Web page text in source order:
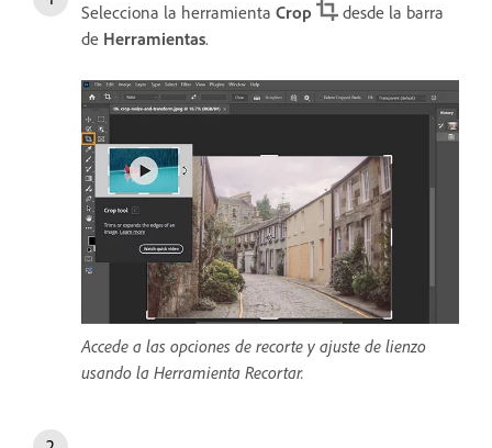
Selecciona la herramienta Crop
desde la barra
de Herramientas.
Accede a las opciones de recorte y ajuste de lienzo
usando la Herramienta Recortar.